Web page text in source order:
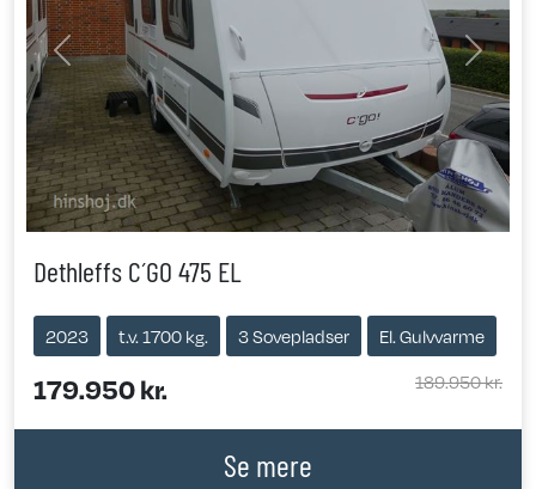
Previous Next
Dethleffs C´GO 475 EL
2023 t.v. 1700 kg. 3 Sovepladser El. Gulvvarme
179.950 kr. 189.950 kr.
Se mere